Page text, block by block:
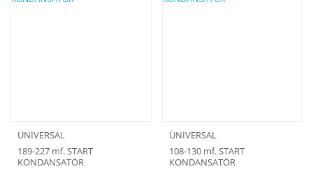
ÜNİVERSAL
189-227 mf. START
KONDANSATÖR
ÜNİVERSAL
108-130 mf. START
KONDANSATÖR